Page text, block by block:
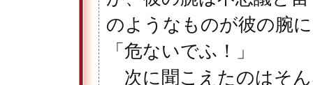
のようなものが彼の腕
「危ないでふ！」
次に聞こえたのはそ